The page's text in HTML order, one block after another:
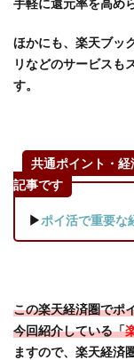
ほかにも、楽天ブッ
リなどのサービスも
す。
共通ポイント・
記事です
▶ポイ活で重要な
この楽天経済圏でポ
今回紹介している「
ますので、楽天経済